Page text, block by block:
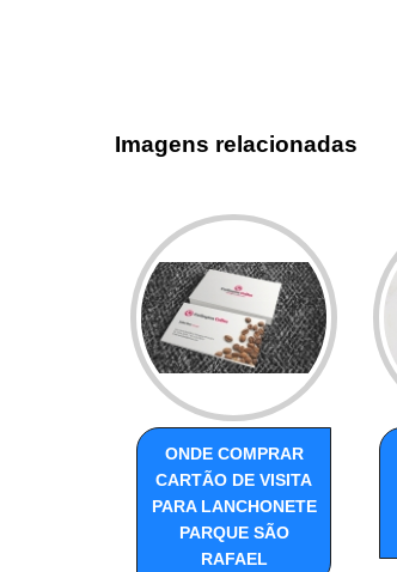
Imagens relacionadas
ONDE COMPRAR
CARTÃO DE VISITA
PARA LANCHONETE
PARQUE SÃO
RAFAEL